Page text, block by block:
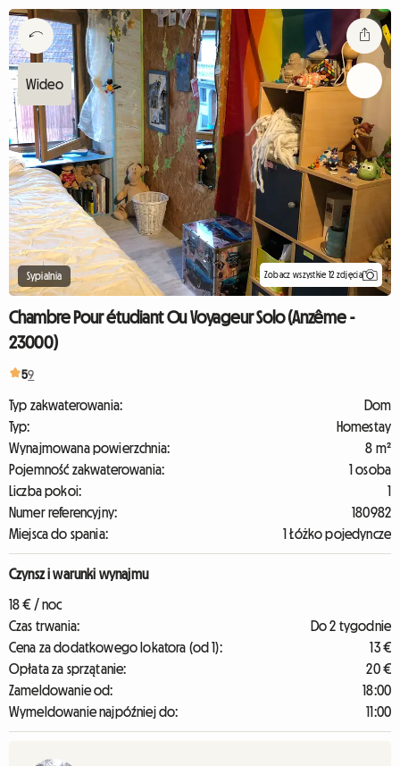
Sypialnia Zobacz wszystkie 12 zdjęcia
Chambre Pour étudiant Ou Voyageur Solo (Anzême -
23000)
59
Typ zakwaterowania:
Dom
Typ:
Homestay
Wynajmowana powierzchnia:
8 m²
Pojemność zakwaterowania:
1 osoba
Liczba pokoi:
1
Numer referencyjny:
180982
Miejsca do spania:
1 Łóżko pojedyncze
Czynsz i warunki wynajmu
18 € / noc
Czas trwania:
Do 2 tygodnie
Cena za dodatkowego lokatora (od 1):
13 €
Opłata za sprzątanie:
20 €
Zameldowanie od:
18:00
Wymeldowanie najpóźniej do:
11:00